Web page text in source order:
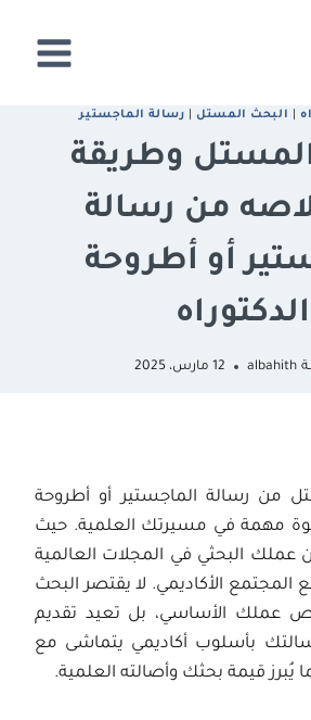
| البحث المستل رﺳﺎﻟﺔ اﻟﻤﺎﺟﺴﺘﻴﺮ
وطريقة
من رسالة
أو أطروحة
الدكتوراه
albahith 12 مارس، 2025
من رسالة الماجستير أو أطروحة
مهمة في مسيرتك العلمية. حيث
البحثي في المجلات العالمية
المجتمع الأكاديمي. لا يقتصر البحث
عملك الأساسي، بل تعيد تقديم
بأسلوب أكاديمي يتماشى مع
يُبرز قيمة بحثك وأصالته العلمية.